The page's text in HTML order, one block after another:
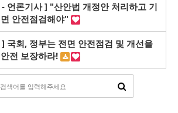
언론기사 ] "산안법 개정안 처리하고 기
안전점검해야"
국회, 정부는 전면 안전점검 및 개선을
전 보장하라!